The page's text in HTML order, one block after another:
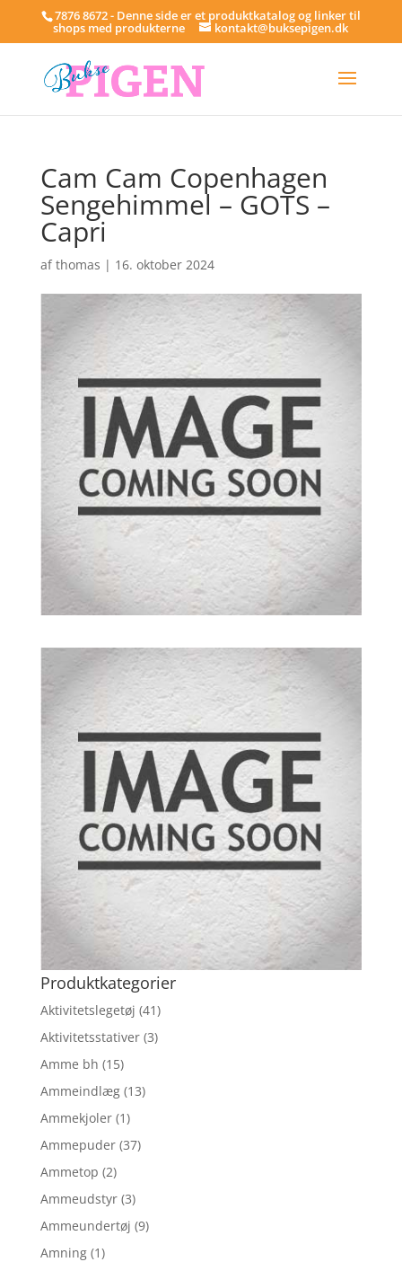
7876 8672 - Denne side er et produktkatalog og linker til
shops med produkterne kontakt@buksepigen.dk
Cam Cam Copenhagen
Sengehimmel – GOTS –
Capri
afthomas | 16. oktober 2024
Produktkategorier
Aktivitetslegetøj (41)
Aktivitetsstativer (3)
Amme bh (15)
Ammeindlæg (13)
Ammekjoler (1)
Ammepuder (37)
Ammetop (2)
Ammeudstyr (3)
Ammeundertøj (9)
Amning (1)